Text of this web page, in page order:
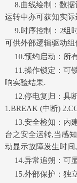
8.曲线绘制：数据
运转中亦可获知实
9.时序控制：2组
可供外部逻辑驱动
10.预约启动：所
11.操作锁定：可
响实验结果.
12.停电复归：具
1.BREAK (中断)
13.安全检知：内
台之安全运转,当感
动显示故障发生时
14.异常追朔：可
15.外部保护：独